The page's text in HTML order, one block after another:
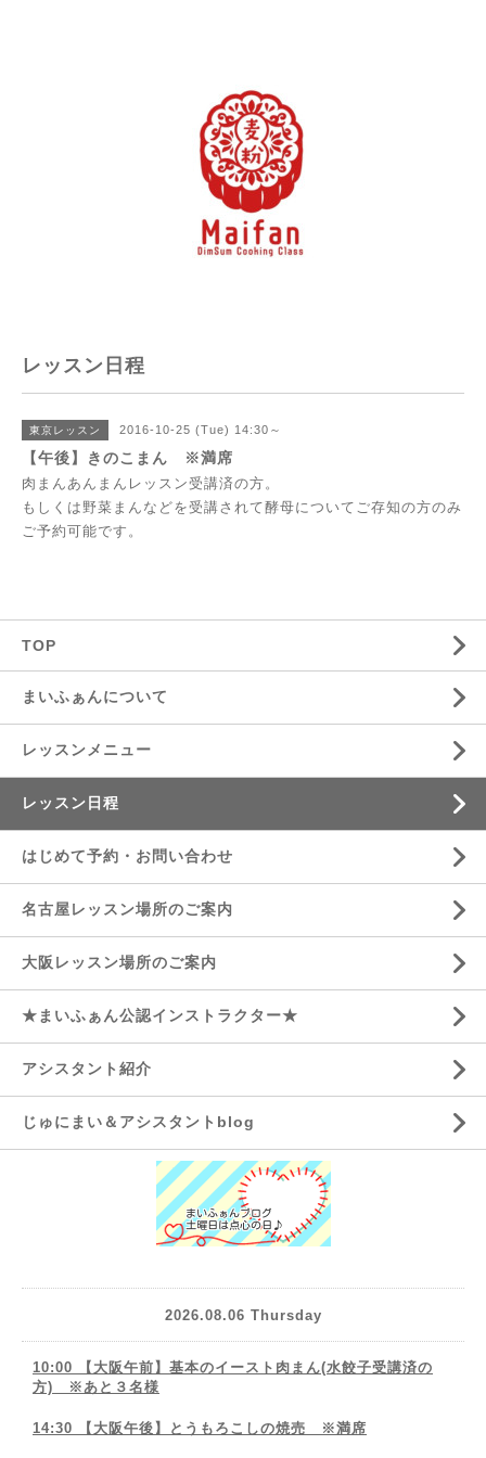
レッスン日程
東京レッスン 2016-10-25 (Tue) 14:30～
【午後】きのこまん ※満席
肉まんあんまんレッスン受講済の方。
もしくは野菜まんなどを受講されて酵母についてご存知の方のみ
ご予約可能です。
TOP
まいふぁんについて
レッスンメニュー
レッスン日程
はじめて予約・お問い合わせ
名古屋レッスン場所のご案内
大阪レッスン場所のご案内
★まいふぁん公認インストラクター★
アシスタント紹介
じゅにまい＆アシスタントblog
2026.08.06 Thursday
10:00 【大阪午前】基本のイースト肉まん(水餃子受講済の
方) ※あと３名様
14:30 【大阪午後】とうもろこしの焼売 ※満席